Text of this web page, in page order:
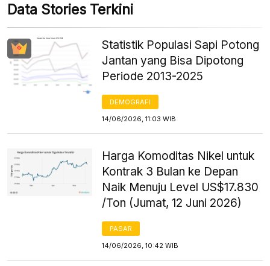
Data Stories Terkini
Statistik Populasi Sapi Potong
Jantan yang Bisa Dipotong
Periode 2013-2025
DEMOGRAFI
14/06/2026, 11:03 WIB
Harga Komoditas Nikel untuk
Kontrak 3 Bulan ke Depan
Naik Menuju Level US$17.830
/Ton (Jumat, 12 Juni 2026)
PASAR
14/06/2026, 10:42 WIB